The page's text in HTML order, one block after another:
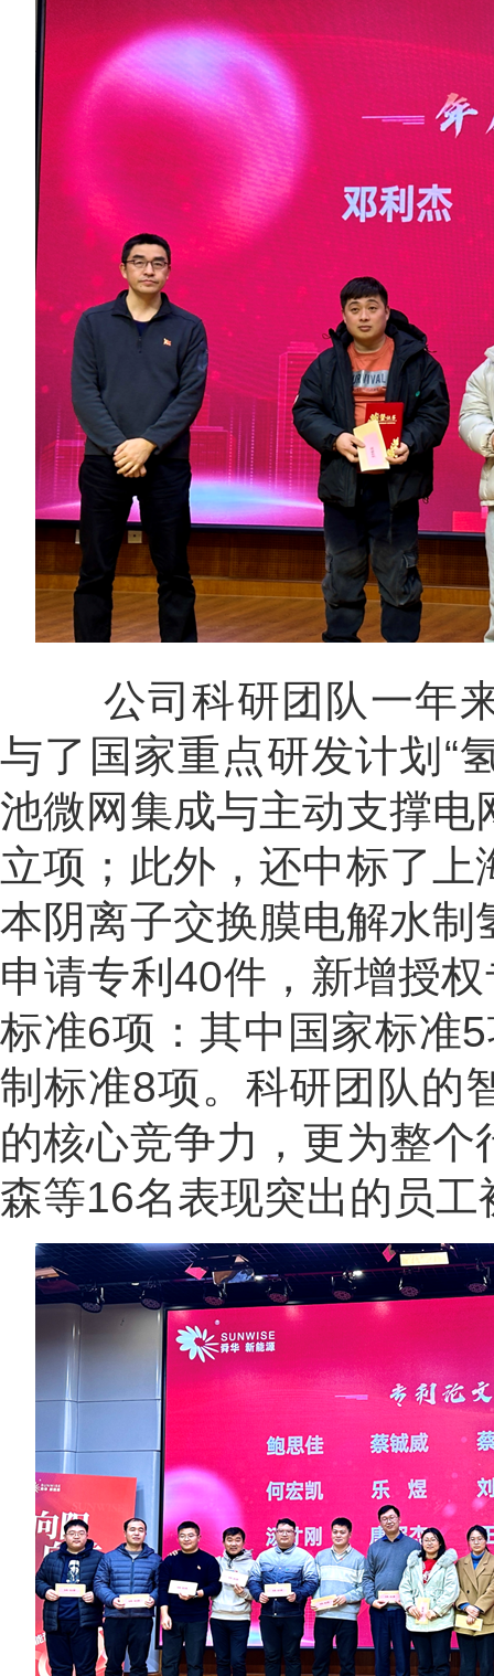
公司科研团队一年
与了国家重点研发计划“
池微网集成与主动支撑
立项；此外，还中标了
本阴离子交换膜电解水
申请专利40件，新增授
标准6项：其中国家标准
制标准8项。科研团队的
的核心竞争力，更为整
森等16名表现突出的员